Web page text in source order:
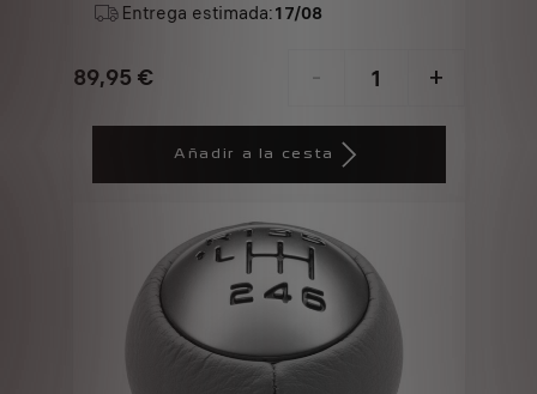
INOXIDABLE CEPILLADO
Entrega estimada:17/08
89,95 €
Price
- +
Quantity
Añadir a la cesta